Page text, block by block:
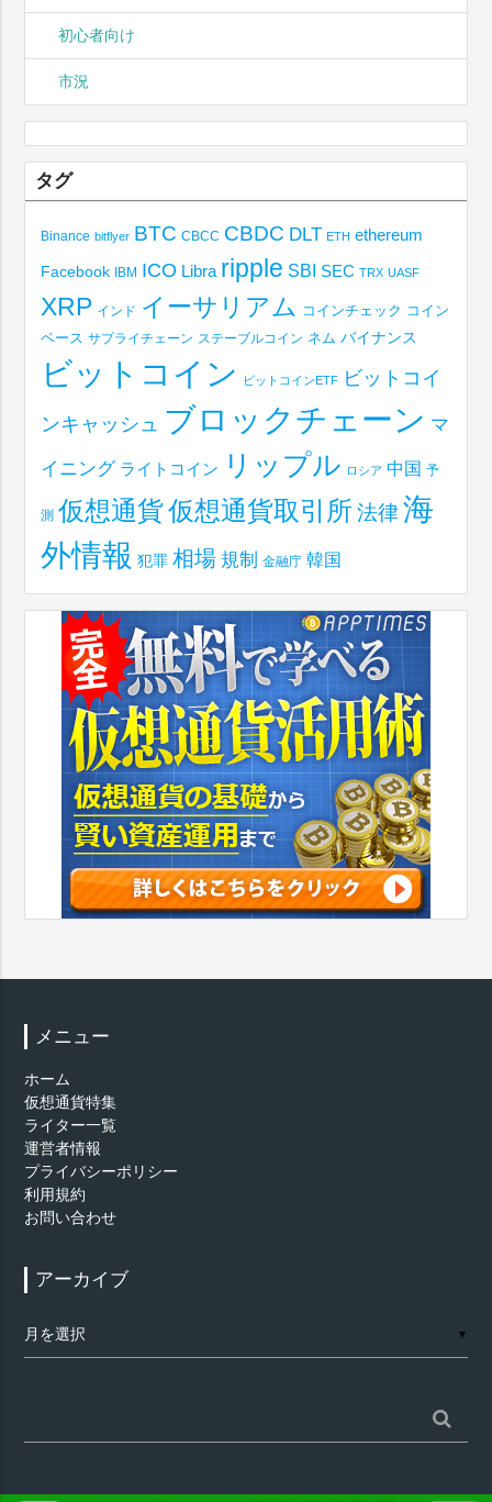
初心者向け
市況
タグ
Binance bitflyer BTC CBCC CBDC DLT ETH ethereum
Facebook IBM ICO Libra ripple SBI SEC TRX UASF
XRP インド イーサリアム コインチェック コイン
ベース サプライチェーン ステーブルコイン ネム バイナンス
ビットコイン ビットコインETF ビットコイ
ンキャッシュ ブロックチェーン マ
イニング ライトコイン リップル ロシア 中国 予
測 仮想通貨仮想通貨取引所 法律 海
外情報 犯罪 相場 規制 金融庁 韓国
メニュー
ホーム
仮想通貨特集
ライター一覧
運営者情報
プライバシーポリシー
利用規約
お問い合わせ
アーカイブ
ー
▼
索: